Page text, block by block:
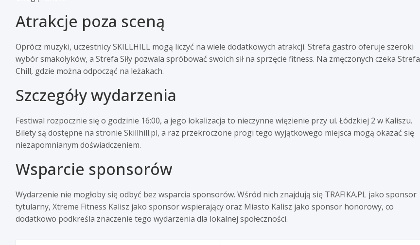
Atrakcje poza sceną
Oprócz muzyki, uczestnicy SKILLHILL mogą liczyć na wiele dodatkowych atrakcji. Strefa gastro oferuje szeroki
wybór smakołyków, a Strefa Siły pozwala spróbować swoich sił na sprzęcie fitness. Na zmęczonych czeka Strefa
Chill, gdzie można odpocząć na leżakach.
Szczegóły wydarzenia
Festiwal rozpocznie się o godzinie 16:00, a jego lokalizacja to nieczynne więzienie przy ul. Łódzkiej 2 w Kaliszu.
Bilety są dostępne na stronie Skillhill.pl, a raz przekroczone progi tego wyjątkowego miejsca mogą okazać się
niezapomnianym doświadczeniem.
Wsparcie sponsorów
Wydarzenie nie mogłoby się odbyć bez wsparcia sponsorów. Wśród nich znajdują się TRAFIKA.PL jako sponsor
tytularny, Xtreme Fitness Kalisz jako sponsor wspierający oraz Miasto Kalisz jako sponsor honorowy, co
dodatkowo podkreśla znaczenie tego wydarzenia dla lokalnej społeczności.